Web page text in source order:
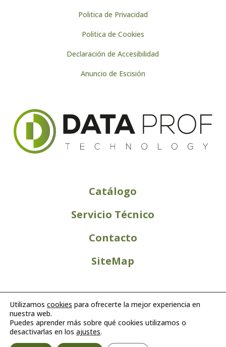
Politica de Privacidad
Politica de Cookies
Declaración de Accesibilidad
Anuncio de Escisión
Catálogo
Servicio Técnico
Contacto
SiteMap
Utilizamos cookies para ofrecerte la mejor experiencia en
nuestra web.
Puedes aprender más sobre qué cookies utilizamos o
desactivarlas en los ajustes.